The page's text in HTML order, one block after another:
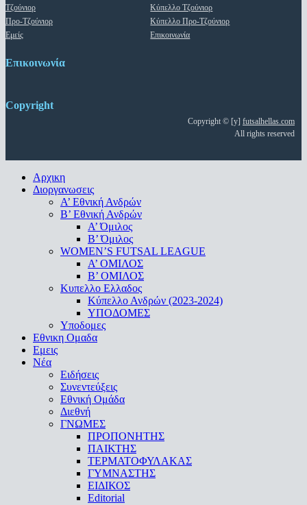
Τζούνιορ
Προ-Τζούνιορ
Εμείς
Κύπελλο Τζούνιορ
Κύπελλο Προ-Τζούνιορ
Επικοινωνία
Επικοινωνία
Copyright
Copyright © [y] futsalhellas.com
All rights reserved
Close
Menu
Αρχικη
Διοργανωσεις
Α’ Εθνική Ανδρών
Β’ Εθνική Ανδρών
A’ Όμιλος
Β’ Όμιλος
WOMEN’S FUTSAL LEAGUE
A’ ΟΜΙΛΟΣ
Β’ ΟΜΙΛΟΣ
Κυπελλο Ελλαδος
Κύπελλο Ανδρών (2023-2024)
ΥΠΟΔΟΜΕΣ
Υποδομες
Εθνικη Ομαδα
Εμεις
Νέα
Ειδήσεις
Συνεντεύξεις
Εθνική Ομάδα
Διεθνή
ΓΝΩΜΕΣ
ΠΡΟΠΟΝΗΤΗΣ
ΠΑΙΚΤΗΣ
ΤΕΡΜΑΤΟΦΥΛΑΚΑΣ
ΓΥΜΝΑΣΤΗΣ
ΕΙΔΙΚΟΣ
Editorial